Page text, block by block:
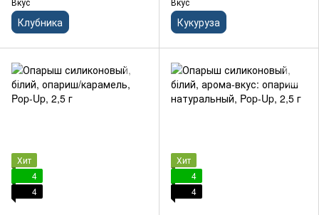
Клубника Кукуруза
Хит
4
4
Хит
4
4